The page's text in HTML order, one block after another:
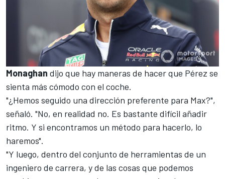
Monaghan dijo que hay maneras de hacer que Pérez se
sienta más cómodo con el coche.
"¿Hemos seguido una dirección preferente para Max?",
señaló. "No, en realidad no. Es bastante difícil añadir
ritmo. Y si encontramos un método para hacerlo, lo
haremos".
"Y luego, dentro del conjunto de herramientas de un
ingeniero de carrera, y de las cosas que podemos